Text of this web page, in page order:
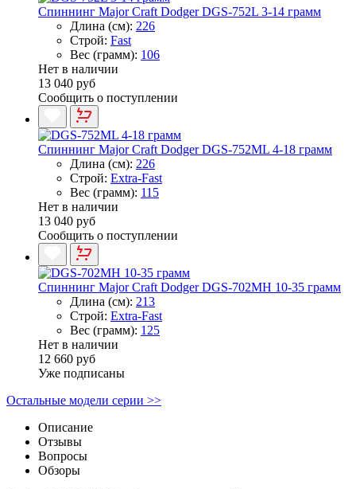
Спиннинг Major Craft Dodger DGS-752L 3-14 грамм
Длина (см): 226
Строй: Fast
Вес (грамм): 106
Нет в наличии
13 040 руб
Сообщить о поступлении
Спиннинг Major Craft Dodger DGS-752ML 4-18 грамм
Длина (см): 226
Строй: Extra-Fast
Вес (грамм): 115
Нет в наличии
13 040 руб
Сообщить о поступлении
Спиннинг Major Craft Dodger DGS-702MH 10-35 грамм
Длина (см): 213
Строй: Extra-Fast
Вес (грамм): 125
Нет в наличии
12 660 руб
Уже подписаны
Остальные модели серии >>
Описание
Отзывы
Вопросы
Обзоры